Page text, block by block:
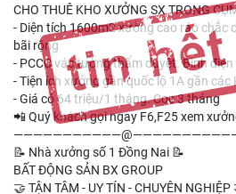
CHO THUÊ KHO XƯỞNG SX TRONG
- Diện tích 1600m2 xưởng cao ráo chắc
bãi rộng
- PCCC vác tường thẩm duyệt. Bình điện
- Tiện ích xưởng gần quốc lộ 1A gần các
- Giá có 64 triệu/1 tháng. Cọc 3 tháng
📲 Quý khách gọi ngay F6,F25 xem
📝 Nhà xưởng số 1 Đồng Nai 📝
BẤT ĐỘNG SẢN BX GROUP
🤝 TẬN TÂM - UY TÍN - CHUYÊN NGHIỆP